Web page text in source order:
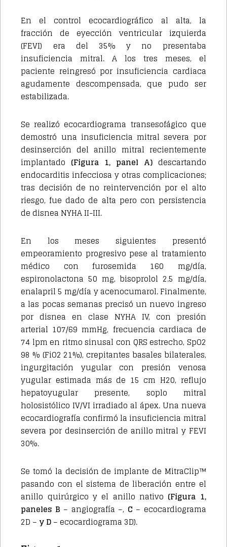
En el control ecocardiográfico al alta, la
fracción de eyección ventricular izquierda
(FEVI) era del 35% y no presentaba
insuficiencia mitral. A los tres meses, el
paciente reingresó por insuficiencia cardiaca
agudamente descompensada, que pudo ser
estabilizada.
Se realizó ecocardiograma transesofágico que
demostró una insuficiencia mitral severa por
desinserción del anillo mitral recientemente
implantado (Figura 1, panel A)descartando
endocarditis infecciosa y otras complicaciones;
tras decisión de no reintervención por el alto
riesgo, fue dado de alta pero con persistencia
de disnea NYHA II-III.
En los meses siguientes presentó
empeoramiento progresivo pese al tratamiento
médico con furosemida 160 mg/día,
espironolactona 50 mg, bisoprolol 2.5 mg/día,
enalapril 5 mg/día y acenocumarol. Finalmente,
a las pocas semanas precisó un nuevo ingreso
por disnea en clase NYHA IV, con presión
arterial 107/69 mmHg, frecuencia cardiaca de
74 lpm en ritmo sinusal con QRS estrecho, SpO2
98 % (FiO2 21%), crepitantes basales bilaterales,
ingurgitación yugular con presión venosa
yugular estimada más de 15 cm H20, reflujo
hepatoyugular presente, soplo mitral
holosistólico IV/VI irradiado al ápex. Una nueva
ecocardiografía confirmó la insuficiencia mitral
severa por desinserción de anillo mitral y FEVI
30%.
Se tomó la decisión de implante de MitraClip™
pasando con el sistema de liberación entre el
anillo quirúrgico y el anillo nativo (Figura 1,
paneles B – angiografía –, C – ecocardiograma
2D – y D– ecocardiograma 3D).